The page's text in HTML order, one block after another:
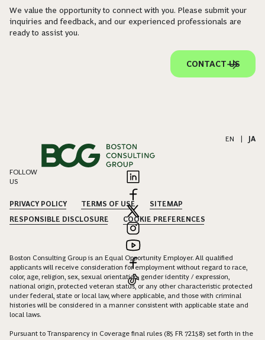
We value the opportunity to connect with you. Please submit your
inquiries and feedback, and our experienced professionals are
ready to assist you.
CONTACT US
EN JA
FOLLOW
US
PRIVACY POLICY TERMS OF USE
SITEMAP
RESPONSIBLE DISCLOSURE
COOKIE PREFERENCES
Boston Consulting Group is an Equal Opportunity Employer. All qualified
applicants will receive consideration for employment without regard to race,
color, age, religion, sex, sexual orientation, gender identity / expression,
national origin, protected veteran status, or any other characteristic protected
under federal, state or local law, where applicable, and those with criminal
histories will be considered in a manner consistent with applicable state and
local laws.
Pursuant to Transparency in Coverage final rules (85 FR 72158) set forth in the